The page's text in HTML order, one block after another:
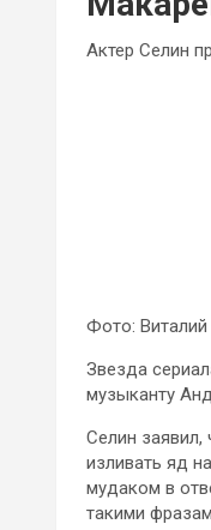
Актер Селин
Фото:
Звезда
музыканту
Селин заявил,
изливать яд
мудаком в
такими